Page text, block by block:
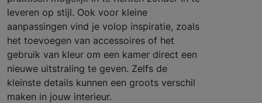
leveren op stijl. Ook voor kleine
aanpassingen vind je volop inspiratie, zoals
het toevoegen van accessoires of het
gebruik van kleur om een kamer direct een
nieuwe uitstraling te geven. Zelfs de
kleinste details kunnen een groots verschil
maken in jouw interieur.